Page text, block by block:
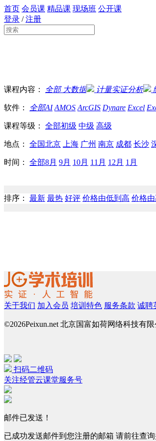
首页 会员课 精品课 现场班 公开课
登录 /注册
课程内容： 全部大数据 计量实证分析
软件： 全部AI AMOS ArcGIS Dynare Excel
课程等级： 全部初级 中级 高级
地点： 全国北京 上海 广州 南京 成都 长沙
时间： 全部8月 9月 10月 11月 12月 1月
排序： 最新 最热 好评 价格由低到高 价格
关于我们 加入会员 培训特色 服务条款 诚聘
©2026Peixun.net 北京国富如荷网络科技有
扫码二维码
关注经管云课堂服务号
邮件已发送！
已成功发送邮件到您注册的邮箱 请前往查